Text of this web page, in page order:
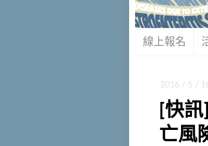
線上報名
2016 / 5 /
[快
亡風